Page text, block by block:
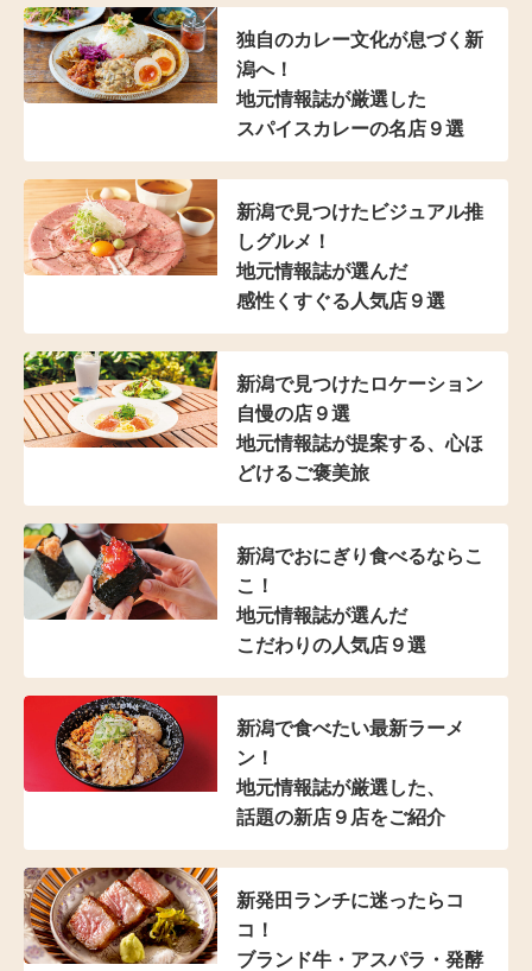
独自のカレー文化が息づく新
潟へ！
地元情報誌が厳選した
スパイスカレーの名店９選
新潟で見つけた ビジュアル推
しグルメ！
地元情報誌が選んだ
感性くすぐる人気店９選
新潟で見つけた ロケーション
自慢の店９選
地元情報誌が提案する、心ほ
どけるご褒美旅
新潟でおにぎり食べるならこ
こ！
地元情報誌が選んだ
こだわりの人気店９選
新潟で食べたい最新ラーメ
ン！
地元情報誌が厳選した、
話題の新店９店をご紹介
新発田ランチに迷ったらコ
コ！
ブランド牛・アスパラ ・発酵